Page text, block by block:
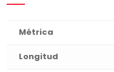
Métrica
Longitud